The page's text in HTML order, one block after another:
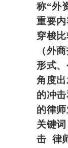
称“外
重要
穿梭
（外
形式
角度
的冲
的律
关键
击 律